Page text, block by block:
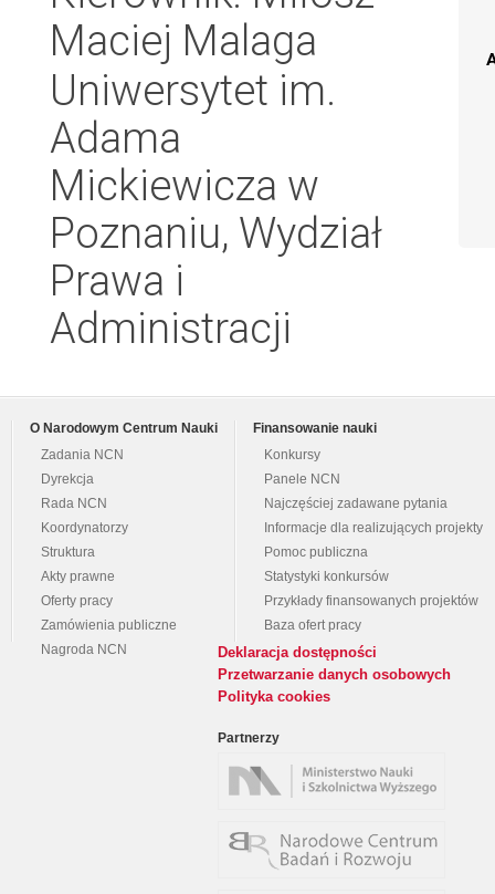
Maciej Malaga
Uniwersytet im.
Adama
Mickiewicza w
Poznaniu, Wydział
Prawa i
Administracji
O Narodowym Centrum Nauki
Zadania NCN
Dyrekcja
Rada NCN
Koordynatorzy
Struktura
Akty prawne
Oferty pracy
Zamówienia publiczne
Nagroda NCN
Finansowanie nauki
Konkursy
Panele NCN
Najczęściej zadawane pytania
Informacje dla realizujących projekty
Pomoc publiczna
Statystyki konkursów
Przykłady finansowanych projektów
Baza ofert pracy
Deklaracja dostępności
Przetwarzanie danych osobowych
Polityka cookies
Partnerzy